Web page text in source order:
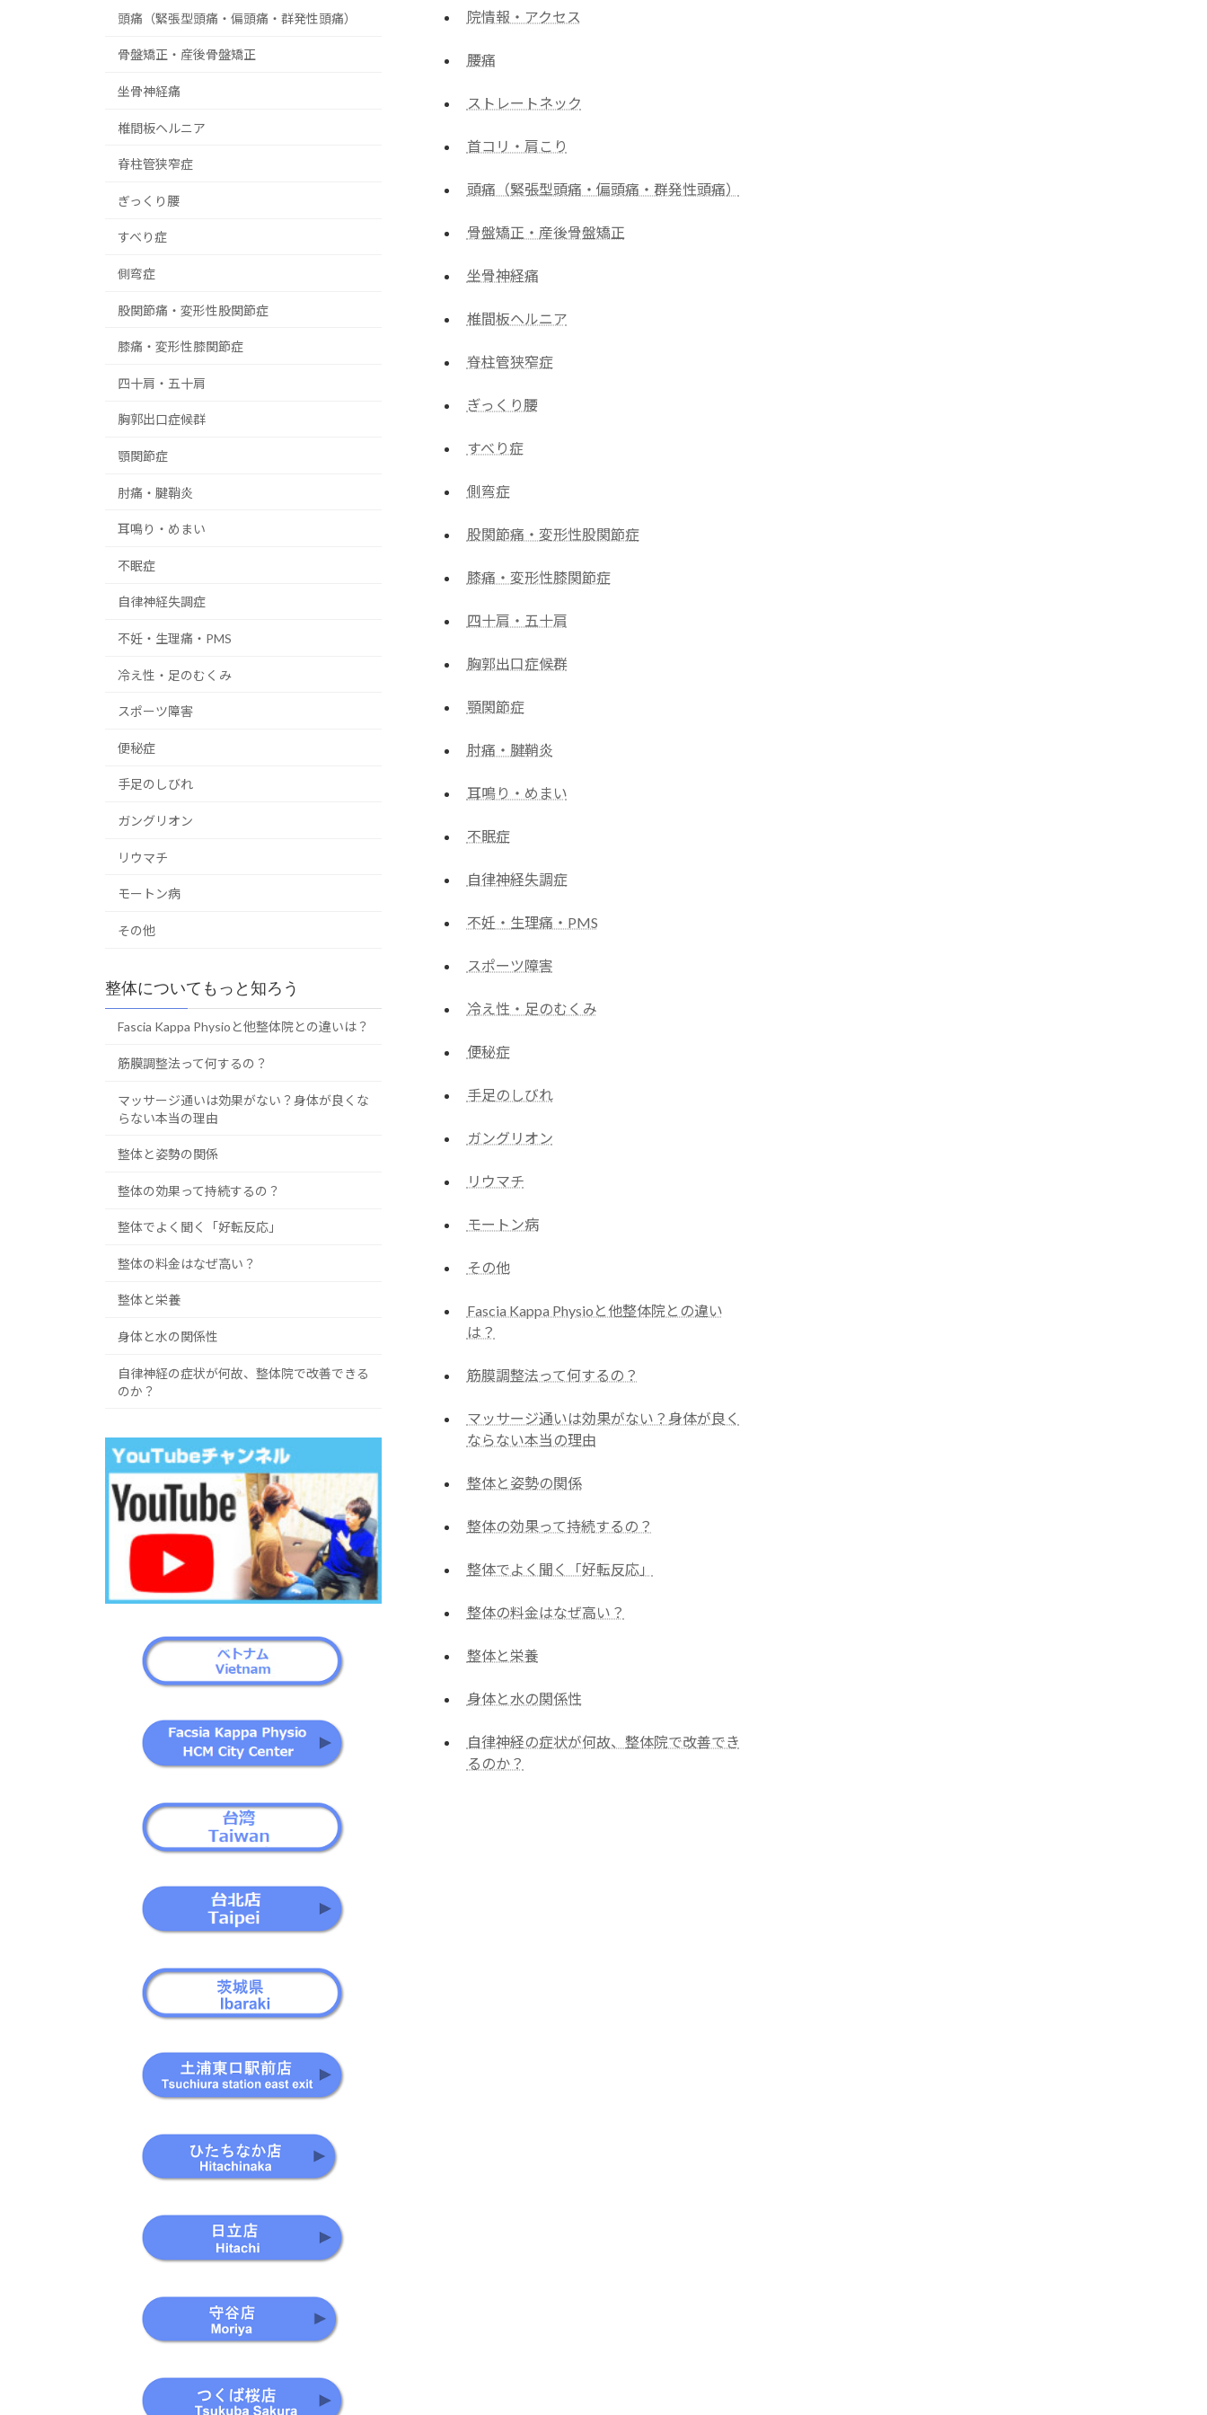
院情報・アクセス
腰痛
ストレートネック
首コリ・肩こり
頭痛（緊張型頭痛・偏頭痛・群発性頭痛）
骨盤矯正・産後骨盤矯正
坐骨神経痛
椎間板ヘルニア
脊柱管狭窄症
ぎっくり腰
すべり症
側弯症
股関節痛・変形性股関節症
膝痛・変形性膝関節症
四十肩・五十肩
胸郭出口症候群
顎関節症
肘痛・腱鞘炎
耳鳴り・めまい
不眠症
自律神経失調症
不妊・生理痛・PMS
スポーツ障害
冷え性・足のむくみ
便秘症
手足のしびれ
ガングリオン
リウマチ
モートン病
その他
Fascia Kappa Physioと他整体院との違い
は？
筋膜調整法って何するの？
マッサージ通いは効果がない？身体が良く
ならない本当の理由
整体と姿勢の関係
整体の効果って持続するの？
整体でよく聞く「好転反応」
整体の料金はなぜ高い？
整体と栄養
身体と水の関係性
自律神経の症状が何故、整体院で改善でき
るのか？
頭痛（緊張型頭痛・偏頭痛・群発性頭痛）
骨盤矯正・産後骨盤矯正
坐骨神経痛
椎間板ヘルニア
脊柱管狭窄症
ぎっくり腰
すべり症
側弯症
股関節痛・変形性股関節症
膝痛・変形性膝関節症
四十肩・五十肩
胸郭出口症候群
顎関節症
肘痛・腱鞘炎
耳鳴り・めまい
不眠症
自律神経失調症
不妊・生理痛・PMS
冷え性・足のむくみ
スポーツ障害
便秘症
手足のしびれ
ガングリオン
リウマチ
モートン病
その他
整体についてもっと知ろう
Fascia Kappa Physioと他整体院との違いは？
筋膜調整法って何するの？
マッサージ通いは効果がない？身体が良くな
らない本当の理由
整体と姿勢の関係
整体の効果って持続するの？
整体でよく聞く「好転反応」
整体の料金はなぜ高い？
整体と栄養
身体と水の関係性
自律神経の症状が何故、整体院で改善できる
のか？